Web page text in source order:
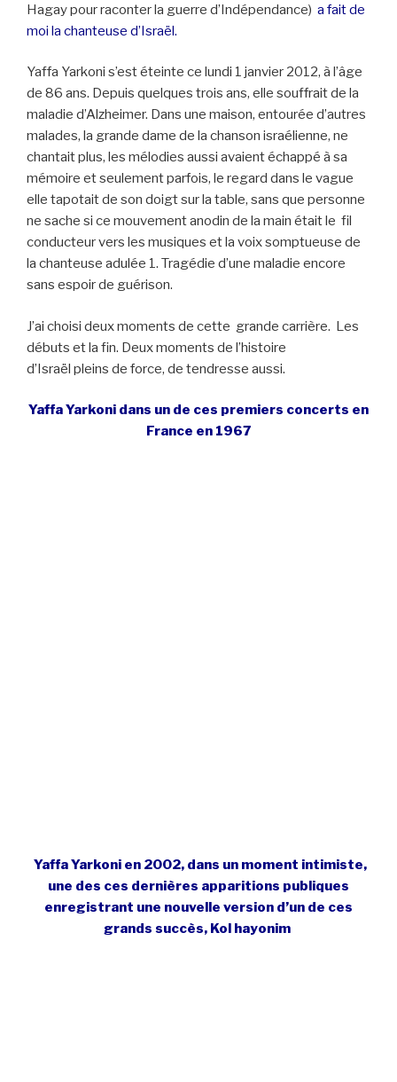
Hagay pour raconter la guerre d’Indépendance) a fait de
moi la chanteuse d’Israël.
Yaffa Yarkoni s’est éteinte ce lundi 1 janvier 2012, à l’âge
de 86 ans. Depuis quelques trois ans, elle souffrait de la
maladie d’Alzheimer. Dans une maison, entourée d’autres
malades, la grande dame de la chanson israélienne, ne
chantait plus, les mélodies aussi avaient échappé à sa
mémoire et seulement parfois, le regard dans le vague
elle tapotait de son doigt sur la table, sans que personne
ne sache si ce mouvement anodin de la main était le fil
conducteur vers les musiques et la voix somptueuse de
la chanteuse adulée 1. Tragédie d’une maladie encore
sans espoir de guérison.
J’ai choisi deux moments de cette grande carrière. Les
débuts et la fin. Deux moments de l’histoire
d’Israël pleins de force, de tendresse aussi.
Yaffa Yarkoni dans un de ces premiers concerts en
France en 1967
Yaffa Yarkoni en 2002, dans un moment intimiste,
une des ces dernières apparitions publiques
enregistrant une nouvelle version d’un de ces
grands succès, Kol hayonim